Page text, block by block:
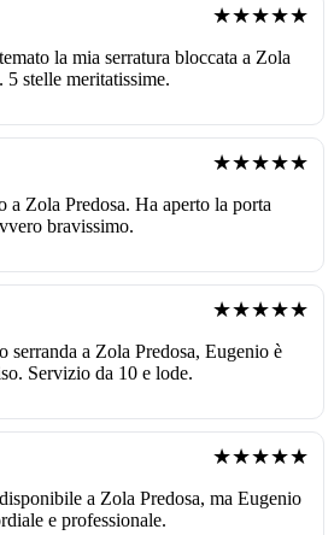
★★★★★
la mia serratura bloccata a Zola
stelle meritatissime.
★★★★★
Zola Predosa. Ha aperto la porta
bravissimo.
★★★★★
serranda a Zola Predosa, Eugenio è
Servizio da 10 e lode.
★★★★★
a Zola Predosa, ma Eugenio
e professionale.